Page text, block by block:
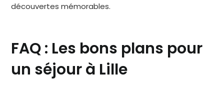
découvertes mémorables.
FAQ : Les bons plans pour
un séjour à Lille